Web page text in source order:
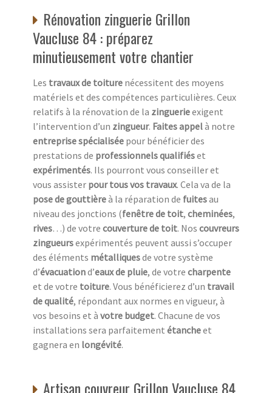
Rénovation zinguerie Grillon
Vaucluse 84 : préparez
minutieusement votre chantier
Les travaux de toiture nécessitent des moyens
matériels et des compétences particulières. Ceux
relatifs à la rénovation de la zinguerieexigent
l’intervention d’un zingueur. Faites appelà notre
entreprise spécialisée pour bénéficier des
prestations de professionnels qualifiéset
expérimentés. Ils pourront vous conseiller et
vous assister pour tous vos travaux. Cela va de la
pose de gouttièreà la réparation de fuitesau
niveau des jonctions (fenêtre de toit, cheminées,
rives…) de votre couverture de toit. Nos couvreurs
zingueursexpérimentés peuvent aussi s’occuper
des éléments métalliquesde votre système
d’évacuationd’eaux de pluie, de votre charpente
et de votre toiture. Vous bénéficierez d’un travail
de qualité, répondant aux normes en vigueur, à
vos besoins et à votre budget. Chacune de vos
installations sera parfaitement étancheet
gagnera en longévité.
Artisan couvreur Grillon Vaucluse 84